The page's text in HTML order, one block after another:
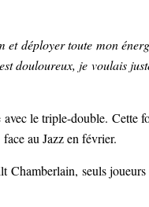
et déployer toute mon
douloureux, je voulais
le triple-double. Cette
au Jazz en février.
Chamberlain, seuls joueurs